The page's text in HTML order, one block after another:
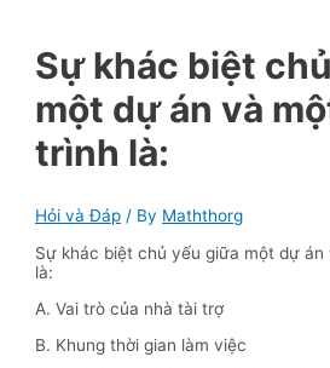
Sự khác biệt
một dự án và
trình là:
Hỏi và Đáp / By Maththorg
Sự khác biệt chủ yếu giữa một dự
là:
A. Vai trò của nhà tài trợ
B. Khung thời gian làm việc